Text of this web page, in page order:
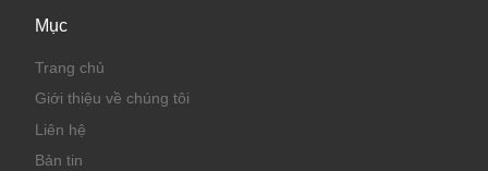
Mục
Trang chủ
Giới thiệu về chúng tôi
Liên hệ
Bản tin